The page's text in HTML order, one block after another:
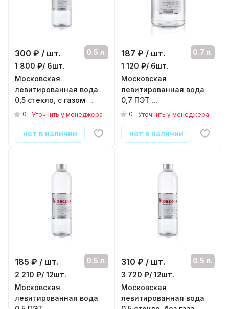
300 ₽ / шт.
0.5 л.
1 800 ₽/ 6шт.
Московская
левитированная вода
0,5 стекло, с газом
( 6шт./уп. )
0 Уточнить у менеджера
нет в наличии
187 ₽ / шт.
0.7 л.
1 120 ₽/ 6шт.
Московская
левитированная вода
0,7 ПЭТ
( 6шт./уп. )
0 Уточнить у менеджера
нет в наличии
185 ₽ / шт.
0.5 л.
2 210 ₽/ 12шт.
Московская
левитированная вода
310 ₽ / шт.
0.5 л.
3 720 ₽/ 12шт.
Московская
левитированная вода